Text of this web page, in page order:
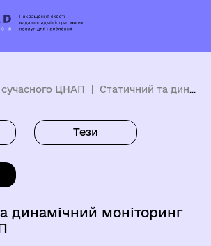
ЦНАП Статичний та динамічний моніторинг діяльності ЦНАП
Тези
динамічний моніторинг